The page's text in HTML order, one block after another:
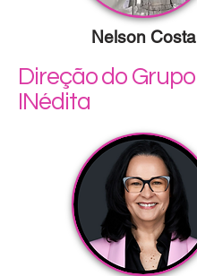
Nelson Costa
Direção do Grupo
INédita